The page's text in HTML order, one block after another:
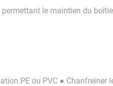
le maintien du
PE ou PVC ● Chanfreiner